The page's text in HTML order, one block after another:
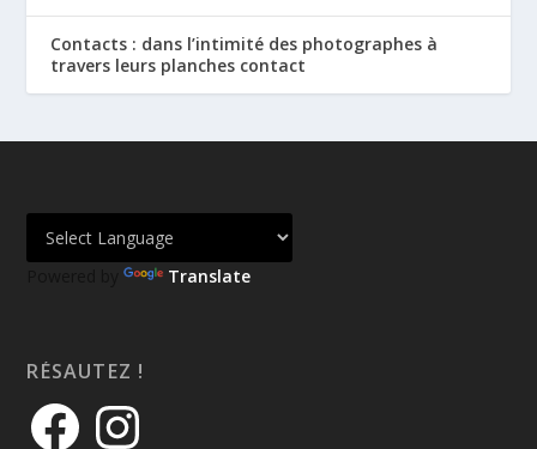
Contacts : dans l’intimité des photographes à
travers leurs planches contact
Powered by Translate
RÉSAUTEZ !